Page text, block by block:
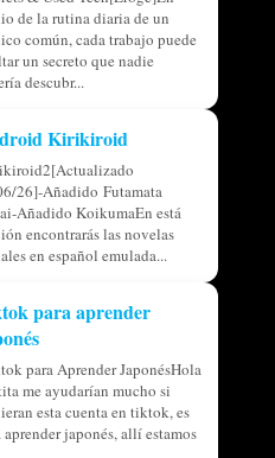
de la rutina diaria de un
común, cada trabajo puede
un secreto que nadie
descubr...
Kirikiroid
26]-Añadido Futamata
Añadido KoikumaEn está
encontrarás las novelas
en español emulada...
para aprender
para Aprender JaponésHola
me ayudarían mucho si
esta cuenta en tiktok, es
aprender japonés, allí estamos